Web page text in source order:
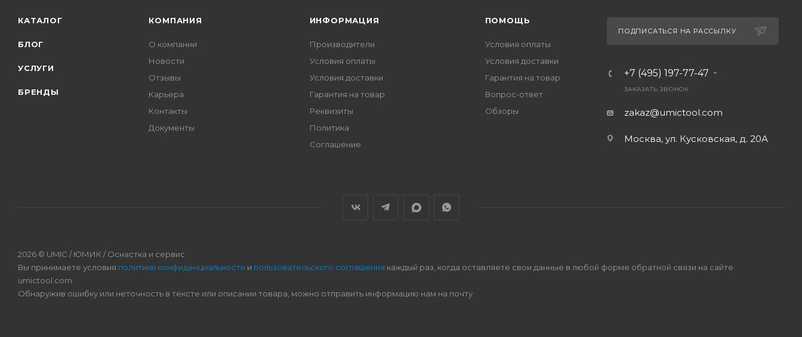
КАТАЛОГ
БЛОГ
УСЛУГИ
БРЕНДЫ
КОМПАНИЯ
О компании
Новости
Отзывы
Карьера
Контакты
Документы
ИНФОРМАЦИЯ
Производители
Условия оплаты
Условия доставки
Гарантия на товар
Реквизиты
Политика
Соглашение
ПОМОЩЬ
Условия оплаты
Условия доставки
Гарантия на товар
Вопрос-ответ
Обзоры
ПОДПИСАТЬСЯ НА РАССЫЛКУ
+7 (495) 197-77-47
ЗАКАЗАТЬ ЗВОНОК
zakaz@umictool.com
Москва, ул. Кусковская, д. 20А
2026 © UMIC / ЮМИК / Оснастка и сервис
Вы принимаете условия политики конфиденциальности и пользовательского соглашения каждый раз, когда оставляете свои данные в любой форме обратной связи на сайте
umictool.com.
Обнаружив ошибку или неточность в тексте или описании товара, можно отправить информацию нам на почту.